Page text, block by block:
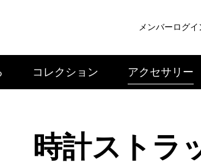
メンバーログイ
コレクション アクセサリー
時計ストラ